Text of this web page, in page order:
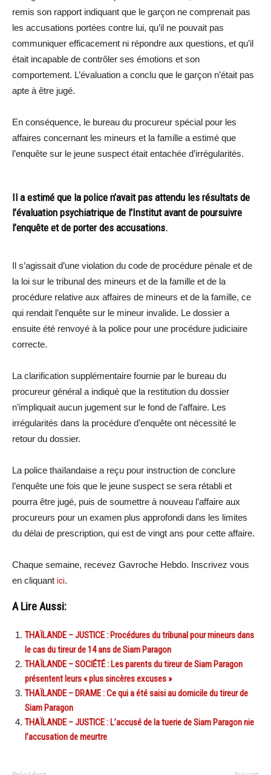
remis son rapport indiquant que le garçon ne comprenait pas
les accusations portées contre lui, qu’il ne pouvait pas
communiquer efficacement ni répondre aux questions, et qu’il
était incapable de contrôler ses émotions et son
comportement. L’évaluation a conclu que le garçon n’était pas
apte à être jugé.
En conséquence, le bureau du procureur spécial pour les
affaires concernant les mineurs et la famille a estimé que
l’enquête sur le jeune suspect était entachée d’irrégularités.
Il a estimé que la police n’avait pas attendu les résultats de
l’évaluation psychiatrique de l’Institut avant de poursuivre
l’enquête et de porter des accusations.
Il s’agissait d’une violation du code de procédure pénale et de
la loi sur le tribunal des mineurs et de la famille et de la
procédure relative aux affaires de mineurs et de la famille, ce
qui rendait l’enquête sur le mineur invalide. Le dossier a
ensuite été renvoyé à la police pour une procédure judiciaire
correcte.
La clarification supplémentaire fournie par le bureau du
procureur général a indiqué que la restitution du dossier
n’impliquait aucun jugement sur le fond de l’affaire. Les
irrégularités dans la procédure d’enquête ont nécessité le
retour du dossier.
La police thaïlandaise a reçu pour instruction de conclure
l’enquête une fois que le jeune suspect se sera rétabli et
pourra être jugé, puis de soumettre à nouveau l’affaire aux
procureurs pour un examen plus approfondi dans les limites
du délai de prescription, qui est de vingt ans pour cette affaire.
Chaque semaine, recevez Gavroche Hebdo. Inscrivez vous
en cliquant ici.
A Lire Aussi:
THAÏLANDE – JUSTICE : Procédures du tribunal pour mineurs dans
le cas du tireur de 14 ans de Siam Paragon
THAÏLANDE – SOCIÉTÉ : Les parents du tireur de Siam Paragon
présentent leurs « plus sincères excuses »
THAÏLANDE – DRAME : Ce qui a été saisi au domicile du tireur de
Siam Paragon
THAÏLANDE – JUSTICE : L’accusé de la tuerie de Siam Paragon nie
l’accusation de meurtre